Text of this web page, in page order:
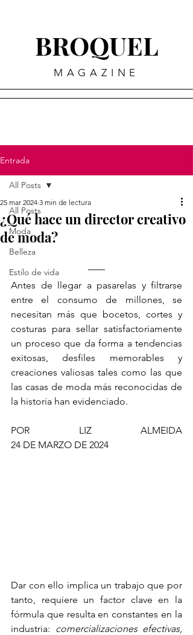
BROQUEL
MAGAZINE
Entrada
All Posts
Moda
Belleza
Estilo de vida
All Posts
¿Qué hace un director creativo
de moda?
25 mar 2024 3 min de lectura
Antes de llegar a pasarelas y filtrarse
entre el consumo de millones, se
necesitan más que bocetos, cortes y
costuras para sellar satisfactoriamente
un proceso que da forma a tendencias
exitosas, desfiles memorables y
creaciones valiosas tales como las que
las casas de moda más reconocidas de
la historia han evidenciado.
POR LIZ ALMEIDA
24 DE MARZO DE 2024
Dar con ello implica un trabajo que por
tanto, requiere un factor clave en la
fórmula que resulta en constantes en la
industria: comercializaciones efectivas,